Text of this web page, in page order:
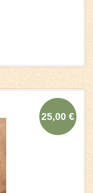
25,00 €